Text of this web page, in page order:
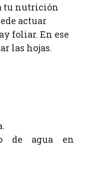
tu nutrición
actuar
foliar. En ese
las hojas.
agua en